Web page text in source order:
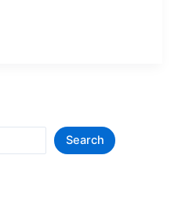
Search